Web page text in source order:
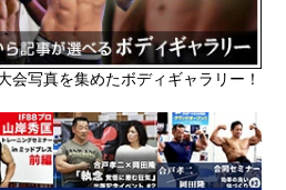
会写真を集めたボディギャラリー！